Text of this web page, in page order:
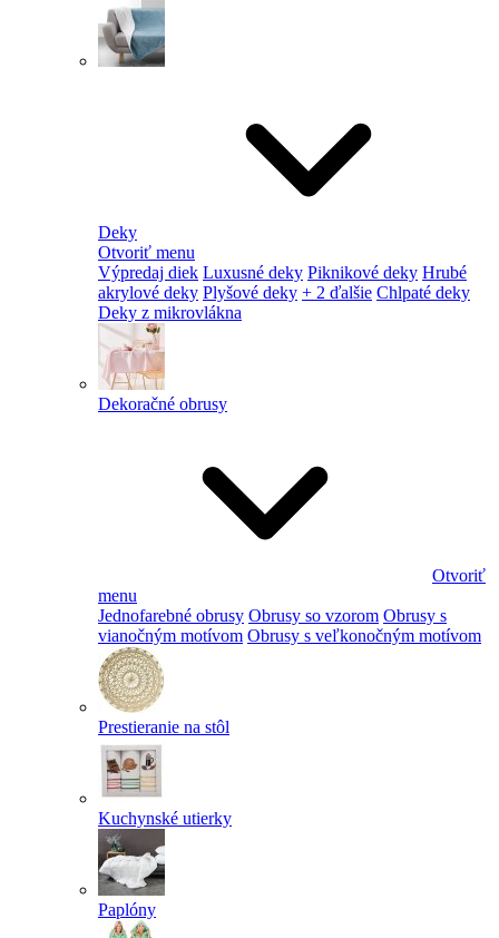
Deky
Otvoriť menu
Výpredaj diek Luxusné deky Piknikové deky Hrubé
akrylové deky Plyšové deky + 2 ďalšie Chlpaté deky
Deky z mikrovlákna
Dekoračné obrusy
Otvoriť
menu
Jednofarebné obrusy Obrusy so vzorom Obrusy s
vianočným motívom Obrusy s veľkonočným motívom
Prestieranie na stôl
Kuchynské utierky
Paplóny